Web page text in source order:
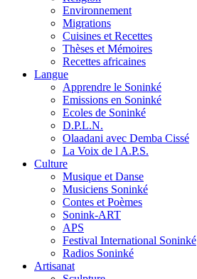
Environnement
Migrations
Cuisines et Recettes
Thèses et Mémoires
Recettes africaines
Langue
Apprendre le Soninké
Emissions en Soninké
Ecoles de Soninké
D.P.L.N.
Olaadani avec Demba Cissé
La Voix de l A.P.S.
Culture
Musique et Danse
Musiciens Soninké
Contes et Poèmes
Sonink-ART
APS
Festival International Soninké
Radios Soninké
Artisanat